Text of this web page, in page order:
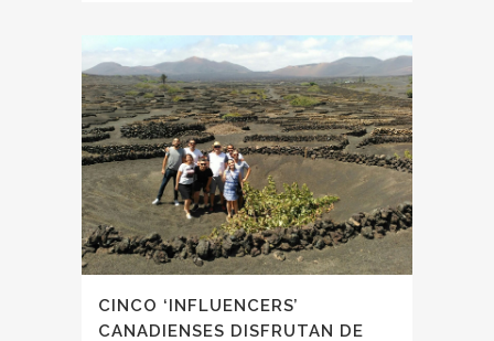
CINCO ‘INFLUENCERS’
CANADIENSES DISFRUTAN DE